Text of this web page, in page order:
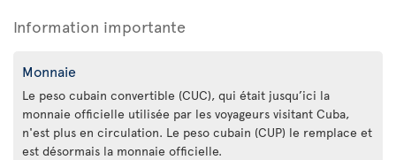
Information importante
Monnaie
Le peso cubain convertible (CUC), qui était jusqu’ici la
monnaie officielle utilisée par les voyageurs visitant Cuba,
n'est plus en circulation. Le peso cubain (CUP) le remplace et
est désormais la monnaie officielle.